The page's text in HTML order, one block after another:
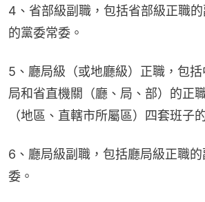
4、省部級副職，包括省部級正職
的黨委常委。
5、廳局級（或地廳級）正職，包
局和省直機關（廳、局、部）的正
（地區、直轄市所屬區）四套班子
6、廳局級副職，包括廳局級正職
委。